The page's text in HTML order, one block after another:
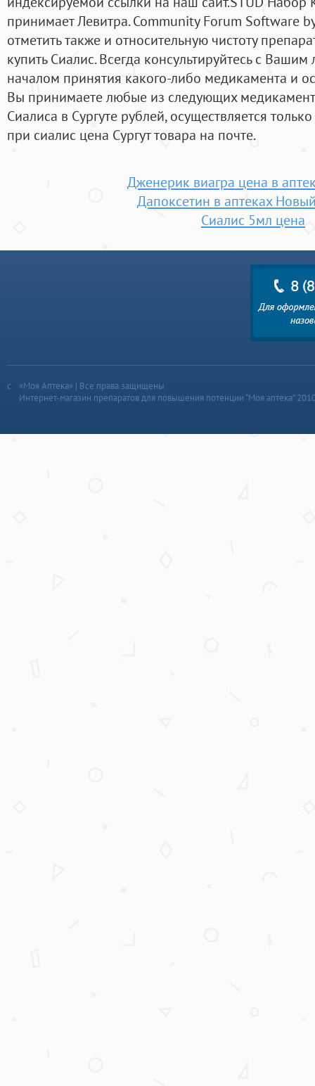
принимает Левитра. Community Forum Software
отметить также и относительную чистоту
купить Сиалис. Всегда консультируйтесь с
началом принятия какого-либо медикамента и
Вы принимаете любые из следующих
Сиалиса в Сургуте рублей, осуществляется
при сиалис цена Сургут товара на почте.
Дженерик виагра цена в
Дапоксетин в аптеках
Сиалис 5мл цена
«Моя Аптека» | Все права защищены
Интернет-магазин препаратов для повышения потенции “Моя аптека”